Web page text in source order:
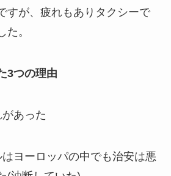
すが、疲れもありタクシーで
た。
3つの理由
あった
ヨーロッパの中でも治安は悪